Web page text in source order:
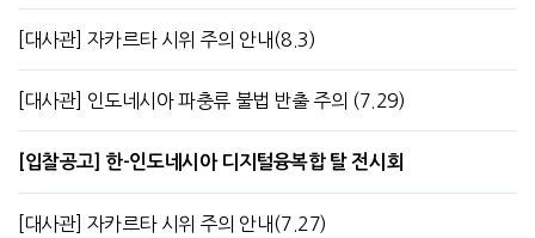
[대사관] 자카르타 시위 주의 안내(8.3)
[대사관] 인도네시아 파충류 불법 반출 주의 (7.29)
[입찰공고] 한-인도네시아 디지털융복합 탈 전시회
[대사관] 자카르타 시위 주의 안내(7.27)